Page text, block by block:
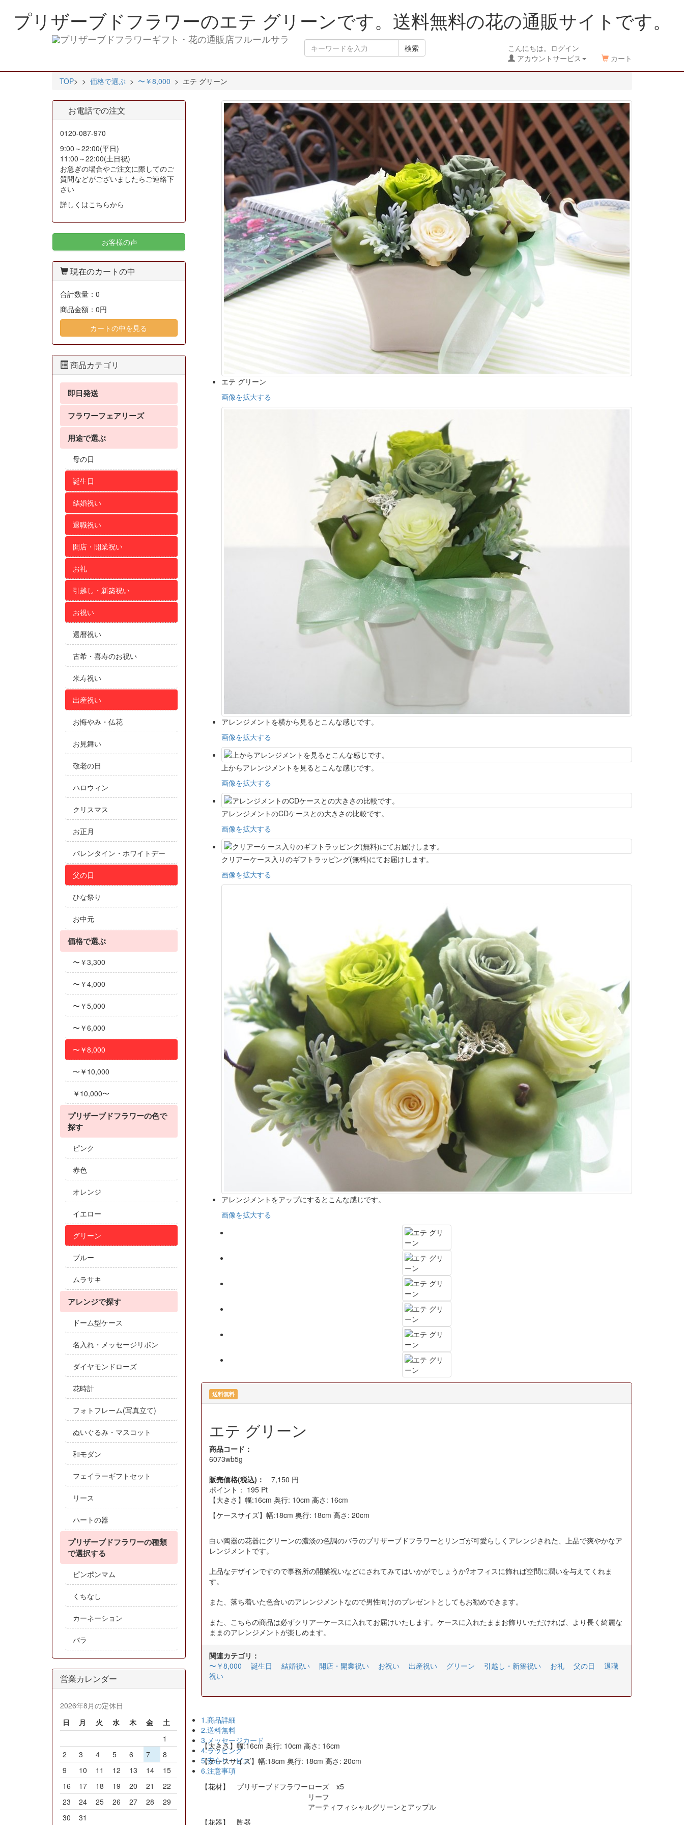
プリザーブドフラワーのエテ グリーンです。送料無料の花の通販サイトです。
検索
こんにちは。ログイン
アカウントサービス
カート
TOP> > 価格で選ぶ > 〜￥8,000 > エテ グリーン
エテ グリーン
画像を拡大する
アレンジメントを横から見るとこんな感じです。
画像を拡大する
上からアレンジメントを見るとこんな感じです。
画像を拡大する
アレンジメントのCDケースとの大きさの比較です。
画像を拡大する
クリアーケース入りのギフトラッピング(無料)にてお届けします。
画像を拡大する
アレンジメントをアップにするとこんな感じです。
画像を拡大する
送料無料
エテ グリーン
商品コード：
6073wb5g
販売価格(税込)： 7,150 円
ポイント： 195Pt
【大きさ】幅:16cm 奥行: 10cm 高さ: 16cm
【ケースサイズ】幅:18cm 奥行: 18cm 高さ: 20cm
白い陶器の花器にグリーンの濃淡の色調のバラのプリザーブドフラワーとリンゴが可愛らしくアレンジされた、上品で爽やかなア
レンジメントです。
上品なデザインですので事務所の開業祝いなどにされてみてはいかがでしょうか?オフィスに飾れば空間に潤いを与えてくれま
す。
また、落ち着いた色合いのアレンジメントなので男性向けのプレゼントとしてもお勧めできます。
また、こちらの商品は必ずクリアーケースに入れてお届けいたします。ケースに入れたままお飾りいただければ、より長く綺麗な
ままのアレンジメントが楽しめます。
関連カテゴリ：
〜￥8,000
誕生日 結婚祝い 開店・開業祝い お祝い 出産祝い グリーン 引越し・新築祝い お礼 父の日
退職
祝い
1.商品詳細
2.送料無料
3.メッセージカード
4.ラッピング
5.安心サービス
6.注意事項
【大きさ】幅:16cm 奥行: 10cm 高さ: 16cm
【ケースサイズ】幅:18cm 奥行: 18cm 高さ: 20cm
【花材】 プリザーブドフラワーローズ x5
リーフ
アーティフィシャルグリーンとアップル
【花器】 陶器
お電話での注文
0120-087-970
9:00～22:00(平日)
11:00～22:00(土日祝)
お急ぎの場合やご注文に際してのご
質問などがございましたらご連絡下
さい
詳しくはこちらから
お客様の声
現在のカートの中
合計数量： 0
商品金額： 0円
カートの中を見る
商品カテゴリ
即日発送
フラワーフェアリーズ
用途で選ぶ
母の日
誕生日
結婚祝い
退職祝い
開店・開業祝い
お礼
引越し・新築祝い
お祝い
還暦祝い
古希・喜寿のお祝い
米寿祝い
出産祝い
お悔やみ・仏花
お見舞い
敬老の日
ハロウィン
クリスマス
お正月
バレンタイン・ホワイトデー
父の日
ひな祭り
お中元
価格で選ぶ
〜￥3,300
〜￥4,000
〜￥5,000
〜￥6,000
〜￥8,000
〜￥10,000
￥10,000〜
プリザーブドフラワーの色で
探す
ピンク
赤色
オレンジ
イエロー
グリーン
ブルー
ムラサキ
アレンジで探す
ドーム型ケース
名入れ・メッセージリボン
ダイヤモンドローズ
花時計
フォトフレーム(写真立て)
ぬいぐるみ・マスコット
和モダン
フェイラーギフトセット
リース
ハートの器
プリザーブドフラワーの種類
で選択する
ピンポンマム
くちなし
カーネーション
バラ
営業カレンダー
2026年8月の定休日
日
月 火 水 木 金
土
1
2
3 4 5 6 7
8
9
10 11 12 13 14
15
16
17 18 19 20 21
22
23
24 25 26 27 28
29
30
31